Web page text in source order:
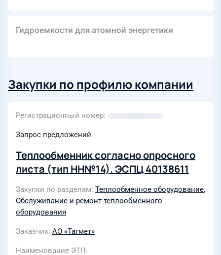
Гидроемкости для атомной энергетики
Закупки по профилю компании
Регистрационный номер
Запрос предложений
Теплообменник согласно опросного
листа (тип НН№14). ЭСПЦ 40138611
Закупки по разделам Теплообменное оборудование,
Обслуживание и ремонт теплообменного
оборудования
Заказчик АО «Тагмет»
Наименование ЭТП